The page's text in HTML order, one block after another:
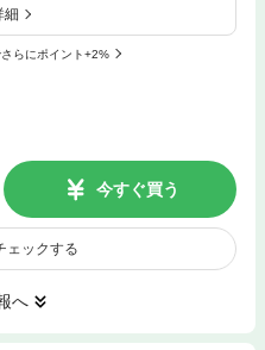
細
らにポイント+2%
今すぐ買う
ェックする
へ